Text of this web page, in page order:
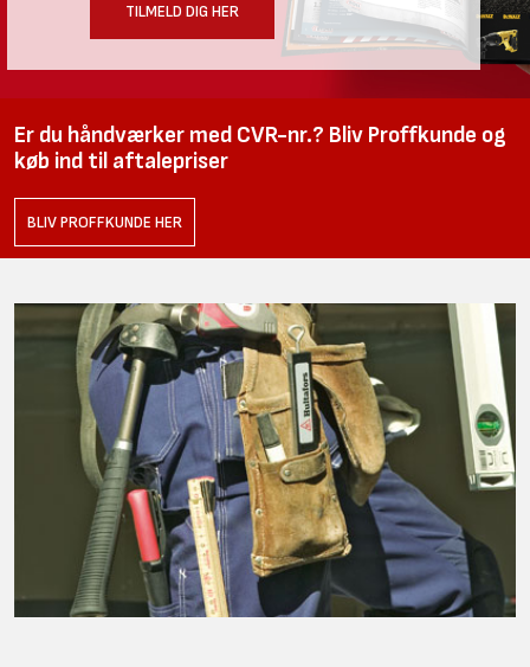
TILMELD DIG HER
Er du håndværker med CVR-nr.? Bliv Proffkunde og
køb ind til aftalepriser
BLIV PROFFKUNDE HER